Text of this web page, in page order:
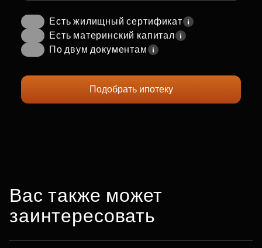
Есть жилищный сертификат
Есть материнский капитал
По двум документам
Подобрать ипотеку
Вас также может
заинтересовать